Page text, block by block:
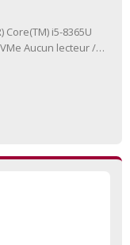
i5-8365U
CPU @ 1.60GHz / GEN 8 / 16 GB / 256 GB / NVMe Aucun lecteur /…